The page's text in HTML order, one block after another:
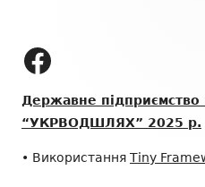
колонтитулу
ДП "УКРВОДШЛЯХ" на Facebook
Державне підприємство
“УКРВОДШЛЯХ” 2025 р.
• Використання Tiny